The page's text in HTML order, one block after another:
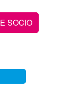
SOCIO